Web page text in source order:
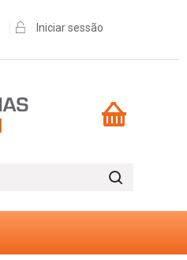
Iniciar sessão